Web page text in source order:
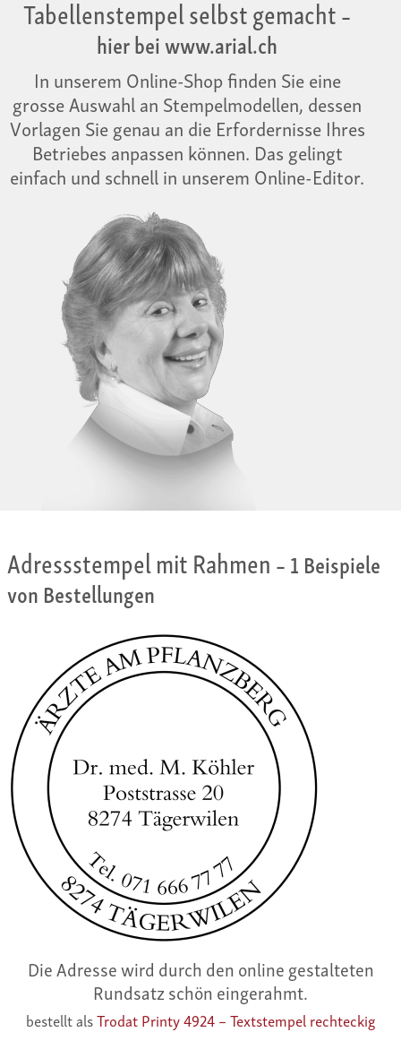
Tabellenstempel selbst gemacht–
hier bei www.arial.ch
In unserem Online-Shop finden Sie eine
grosse Auswahl an Stempelmodellen, dessen
Vorlagen Sie genau an die Erfordernisse Ihres
Betriebes anpassen können. Das gelingt
einfach und schnell in unserem Online-Editor.
Adressstempel mit Rahmen– 1 Beispiele
von Bestellungen
Die Adresse wird durch den online gestalteten
Rundsatz schön eingerahmt.
bestellt alsTrodat Printy 4924 – Textstempel rechteckig